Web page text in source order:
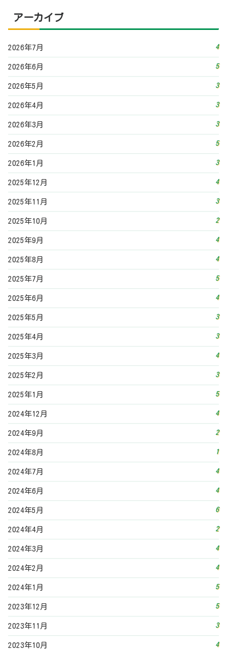
アーカイブ
2026年7月 4
2026年6月 5
2026年5月 3
2026年4月 3
2026年3月 3
2026年2月 5
2026年1月 3
2025年12月 4
2025年11月 3
2025年10月 2
2025年9月 4
2025年8月 4
2025年7月 5
2025年6月 4
2025年5月 3
2025年4月 3
2025年3月 4
2025年2月 3
2025年1月 5
2024年12月 4
2024年9月 2
2024年8月 1
2024年7月 4
2024年6月 4
2024年5月 6
2024年4月 2
2024年3月 4
2024年2月 4
2024年1月 5
2023年12月 5
2023年11月 3
2023年10月 4